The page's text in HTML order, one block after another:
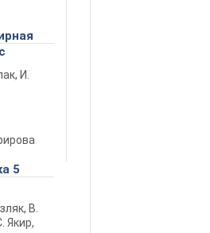
И.
5
В.
Якир,